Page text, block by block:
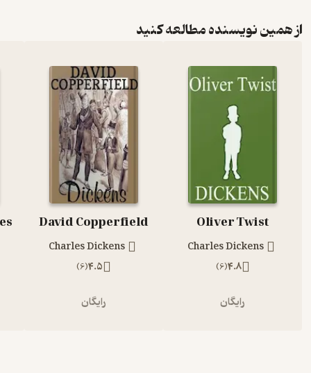
از همین نویسنده مطالعه کنید
Oliver Twist
Charles Dickens
4.8
(
6
)
رایگان
David Copperfield
Charles Dickens
4.5
(
6
)
رایگان